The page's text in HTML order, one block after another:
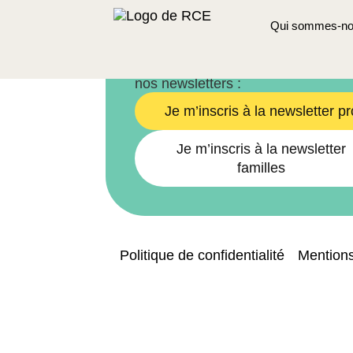
Qui sommes-
1030 Bruxelles
nos newsletters :
Je m’inscris à la newsletter
Je m’inscris à la newsletter
familles
Politique de confidentialité